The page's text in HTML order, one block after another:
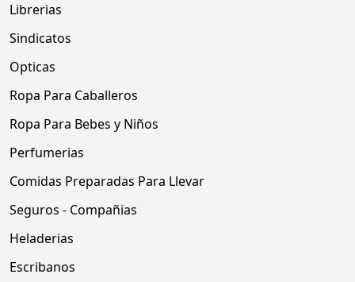
Librerias
Sindicatos
Opticas
Ropa Para Caballeros
Ropa Para Bebes y Niños
Perfumerias
Comidas Preparadas Para Llevar
Seguros - Compañias
Heladerias
Escribanos